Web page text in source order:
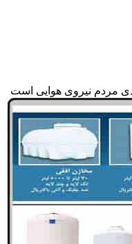
مردم نیروی هوایی است